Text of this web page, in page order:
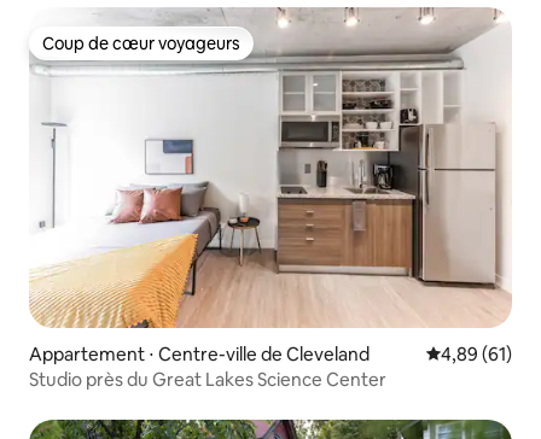
Coup de cœur voyageurs
Coup de cœur voyageurs
Appartement ⋅ Centre-ville de Cleveland Évaluation
4,89 (61)
Studio près du Great Lakes Science Center